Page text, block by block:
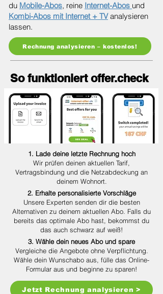
du Mobile-Abos, reine Internet-Abos und
Kombi-Abos mit Internet + TVanalysieren
lassen.
Rechnung analysieren – kostenlos!
So funktioniert offer.check
1. Lade deine letzte Rechnung hoch
Wir prüfen deinen aktuellen Tarif,
Vertragsbindung und die Netzabdeckung an
deinem Wohnort.
2. Erhalte personalisierte Vorschläge
Unsere Experten senden dir die besten
Alternativen zu deinem aktuellen Abo. Falls du
bereits das optimale Abo hast, bekommst du
das auch schwarz auf weiß!
3. Wähle dein neues Abo und spare
Vergleiche die Angebote ohne Verpflichtung.
Wähle dein Wunschabo aus, fülle das Online-
Formular aus und beginne zu sparen!
Jetzt Rechnung analysieren >